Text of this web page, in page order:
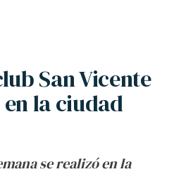
San Vicente
la ciudad
se realizó en la